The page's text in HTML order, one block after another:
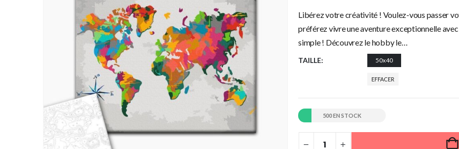
Libérez votre créativité ! Voulez-vous passer
préférez vivre une aventure exceptionnelle
simple ! Découvrez le hobby le…
TAILLE 50x40
EFFACER
500 EN STOCK